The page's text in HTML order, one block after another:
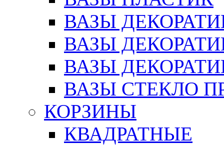
ВАЗЫ
ВАЗЫ
ВАЗЫ
ВАЗЫ СТЕКЛО
КОРЗИНЫ
КВАДРАТНЫЕ